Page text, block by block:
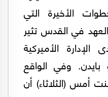
الأخيرة التي
العهد في القدس تثير
الإدارة الأميركية
بايدن. وفي الواقع
أمس (الثلاثاء) أن